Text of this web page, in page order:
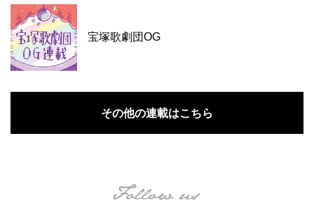
宝塚歌劇団OG
その他の連載はこちら